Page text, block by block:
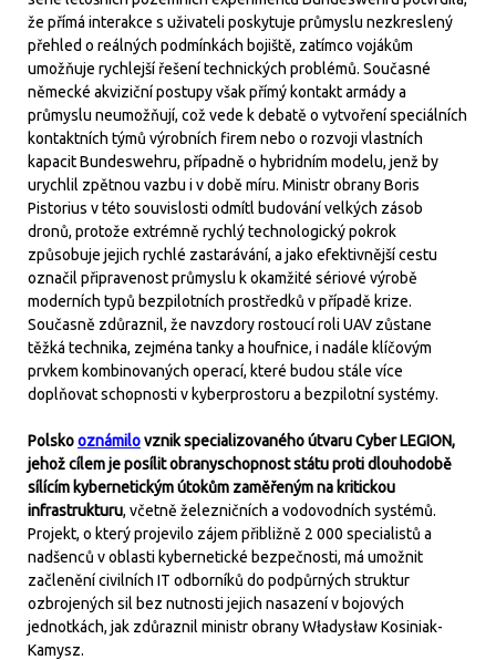
že přímá interakce s uživateli poskytuje průmyslu nezkreslený
přehled o reálných podmínkách bojiště, zatímco vojákům
umožňuje rychlejší řešení technických problémů. Současné
německé akviziční postupy však přímý kontakt armády a
průmyslu neumožňují, což vede k debatě o vytvoření speciálních
kontaktních týmů výrobních firem nebo o rozvoji vlastních
kapacit Bundeswehru, případně o hybridním modelu, jenž by
urychlil zpětnou vazbu i v době míru. Ministr obrany Boris
Pistorius v této souvislosti odmítl budování velkých zásob
dronů, protože extrémně rychlý technologický pokrok
způsobuje jejich rychlé zastarávání, a jako efektivnější cestu
označil připravenost průmyslu k okamžité sériové výrobě
moderních typů bezpilotních prostředků v případě krize.
Současně zdůraznil, že navzdory rostoucí roli UAV zůstane
těžká technika, zejména tanky a houfnice, i nadále klíčovým
prvkem kombinovaných operací, které budou stále více
doplňovat schopnosti v kyberprostoru a bezpilotní systémy.
Polskooznámilovznik specializovaného útvaru Cyber LEGION,
jehož cílem je posílit obranyschopnost státu proti dlouhodobě
sílícím kybernetickým útokům zaměřeným na kritickou
infrastrukturu, včetně železničních a vodovodních systémů.
Projekt, o který projevilo zájem přibližně 2 000 specialistů a
nadšenců v oblasti kybernetické bezpečnosti, má umožnit
začlenění civilních IT odborníků do podpůrných struktur
ozbrojených sil bez nutnosti jejich nasazení v bojových
jednotkách, jak zdůraznil ministr obrany Władysław Kosiniak-
Kamysz.